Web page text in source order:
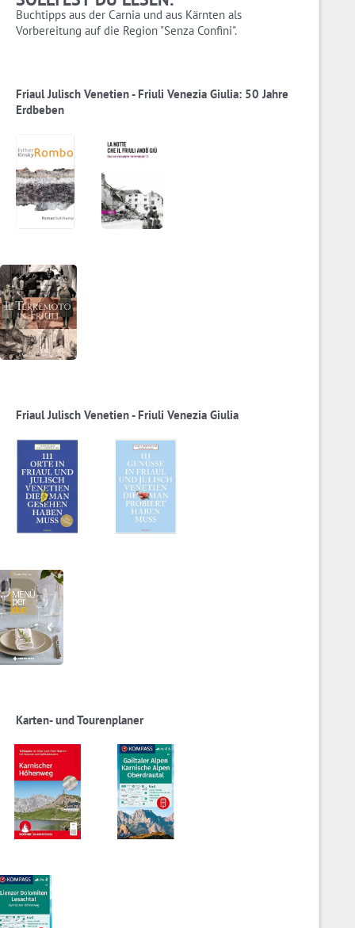
Buchtipps aus der Carnia und aus Kärnten als
Vorbereitung auf die Region "Senza Confini".
Friaul Julisch Venetien - Friuli Venezia Giulia: 50 Jahre
Erdbeben
Friaul Julisch Venetien - Friuli Venezia Giulia
Karten- und Tourenplaner